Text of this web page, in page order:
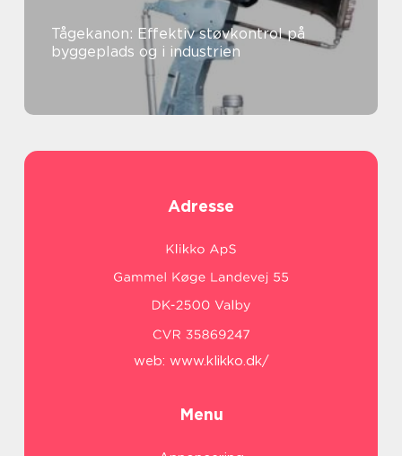
Tågekanon: Effektiv støvkontrol på
byggeplads og i industrien
Adresse
web: www.klikko.dk/
Menu